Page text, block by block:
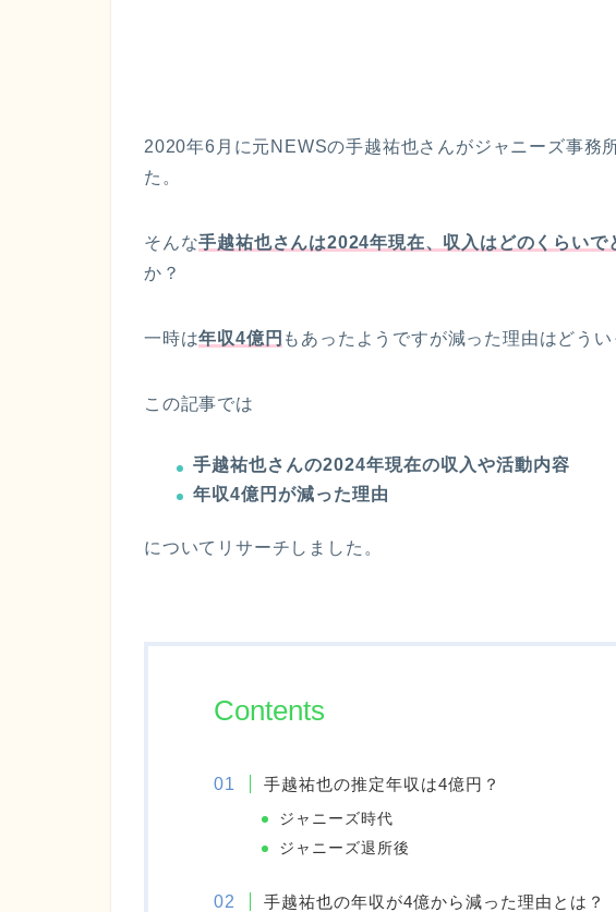
2020年6月に元NEWSの手越祐也さんがジャニーズ事務
た。
そんな手越祐也さんは2024年現在、収入はどのくらいで
か？
一時は年収4億円 もあったようですが減った理由はどう
この記事では
手越祐也さんの2024年現在の収入や活動内容
年収4億円が減った理由
についてリサーチしました。
Contents
手越祐也の推定年収は4億円？
ジャニーズ時代
ジャニーズ退所後
手越祐也の年収が4億から減った理由とは？